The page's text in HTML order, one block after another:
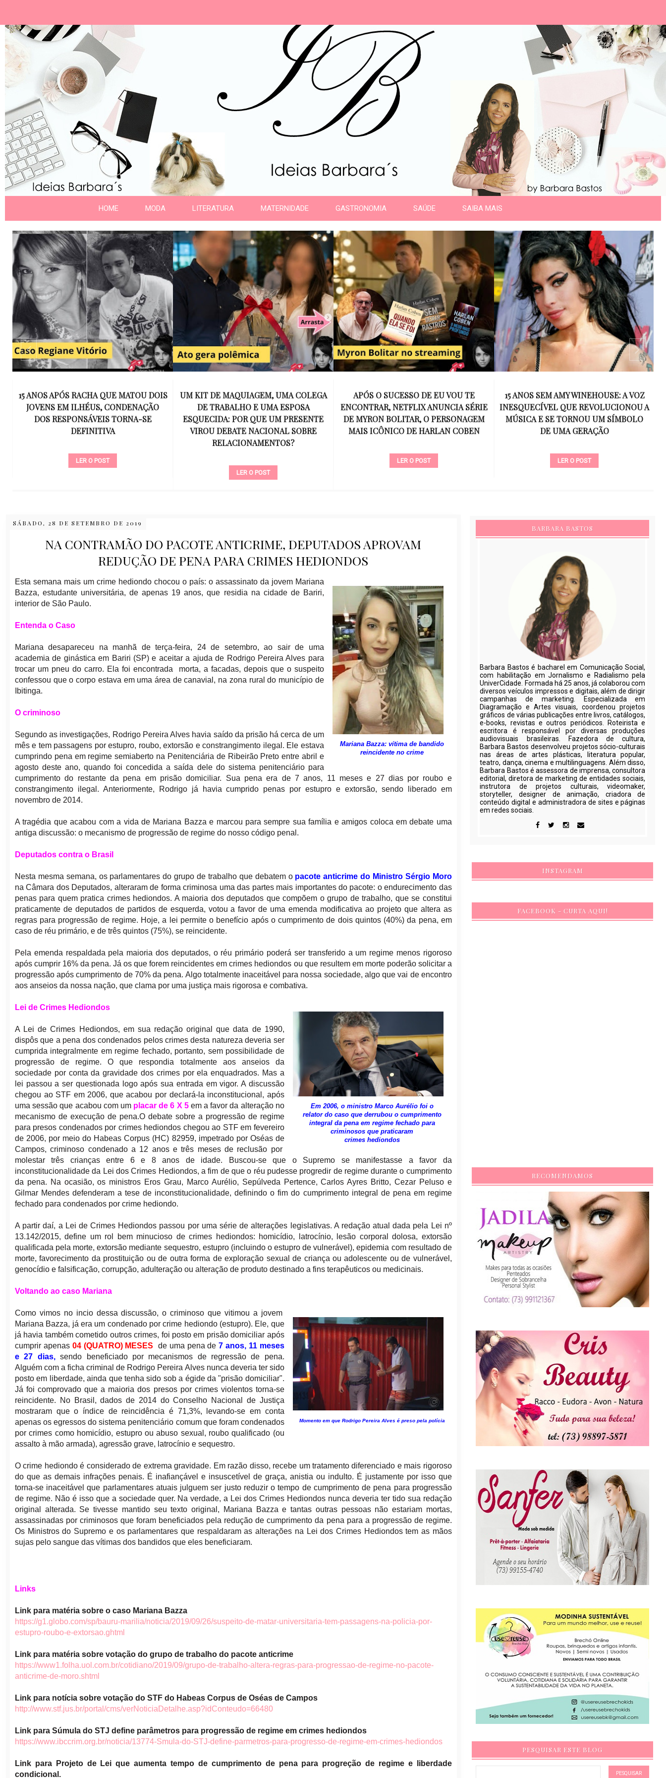
HOME MODA LITERATURA MATERNIDADE GASTRONOMIA SAÚDE SAIBA MAIS
15 ANOS APÓS RACHA QUE MATOU DOIS
JOVENS EM ILHÉUS, CONDENAÇÃO
DOS RESPONSÁVEIS TORNA-SE
DEFINITIVA
LER O POST
UM KIT DE MAQUIAGEM, UMA COLEGA
DE TRABALHO E UMA ESPOSA
ESQUECIDA: POR QUE UM PRESENTE
VIROU DEBATE NACIONAL SOBRE
RELACIONAMENTOS?
LER O POST
APÓS O SUCESSO DE EU VOU TE
ENCONTRAR, NETFLIX ANUNCIA SÉRIE
DE MYRON BOLITAR, O PERSONAGEM
MAIS ICÔNICO DE HARLAN COBEN
LER O POST
15 ANOS SEM AMY WINEHOUSE: A VOZ
INESQUECÍVEL QUE REVOLUCIONOU A
MÚSICA E SE TORNOU UM SÍMBOLO
DE UMA GERAÇÃO
LER O POST
SÁBADO, 28 DE SETEMBRO DE 2019
NA CONTRAMÃO DO PACOTE ANTICRIME, DEPUTADOS APROVAM
REDUÇÃO DE PENA PARA CRIMES HEDIONDOS
Mariana Bazza: vítima de bandido
reincidente no crime
Esta semana mais um crime hediondo chocou o país: o assassinato da jovem Mariana
Bazza, estudante universitária, de apenas 19 anos, que residia na cidade de Bariri,
interior de São Paulo.
Entenda o Caso
Mariana desapareceu na manhã de terça-feira, 24 de setembro, ao sair de uma
academia de ginástica em Bariri (SP) e aceitar a ajuda de Rodrigo Pereira Alves para
trocar um pneu do carro. Ela foi encontrada morta, a facadas, depois que o suspeito
confessou que o corpo estava em uma área de canavial, na zona rural do município de
Ibitinga.
O criminoso
Segundo as investigações, Rodrigo Pereira Alves havia saído da prisão há cerca de um
mês e tem passagens por estupro, roubo, extorsão e constrangimento ilegal. Ele estava
cumprindo pena em regime semiaberto na Penitenciária de Ribeirão Preto entre abril e
agosto deste ano, quando foi concedida a saída dele do sistema penitenciário para
cumprimento do restante da pena em prisão domiciliar. Sua pena era de 7 anos, 11 meses e 27 dias por roubo e
constrangimento ilegal. Anteriormente, Rodrigo já havia cumprido penas por estupro e extorsão, sendo liberado em
novembro de 2014.
A tragédia que acabou com a vida de Mariana Bazza e marcou para sempre sua família e amigos coloca em debate uma
antiga discussão: o mecanismo de progressão de regime do nosso código penal.
Deputados contra o Brasil
Nesta mesma semana, os parlamentares do grupo de trabalho que debatem o pacote anticrime do Ministro Sérgio Moro
na Câmara dos Deputados, alteraram de forma criminosa uma das partes mais importantes do pacote: o endurecimento das
penas para quem pratica crimes hediondos. A maioria dos deputados que compõem o grupo de trabalho, que se constitui
praticamente de deputados de partidos de esquerda, votou a favor de uma emenda modificativa ao projeto que altera as
regras para progressão de regime. Hoje, a lei permite o benefício após o cumprimento de dois quintos (40%) da pena, em
caso de réu primário, e de três quintos (75%), se reincidente.
Pela emenda respaldada pela maioria dos deputados, o réu primário poderá ser transferido a um regime menos rigoroso
após cumprir 16% da pena. Já os que forem reincidentes em crimes hediondos ou que resultem em morte poderão solicitar a
progressão após cumprimento de 70% da pena. Algo totalmente inaceitável para nossa sociedade, algo que vai de encontro
aos anseios da nossa nação, que clama por uma justiça mais rigorosa e combativa.
Lei de Crimes Hediondos
Em 2006, o ministro Marco Aurélio foi o
relator do caso que derrubou o cumprimento
integral da pena em regime fechado para
criminosos que praticaram
crimes hediondos
A Lei de Crimes Hediondos, em sua redação original que data de 1990,
dispôs que a pena dos condenados pelos crimes desta natureza deveria ser
cumprida integralmente em regime fechado, portanto, sem possibilidade de
progressão de regime. O que respondia totalmente aos anseios da
sociedade por conta da gravidade dos crimes por ela enquadrados. Mas a
lei passou a ser questionada logo após sua entrada em vigor. A discussão
chegou ao STF em 2006, que acabou por declará-la inconstitucional, após
uma sessão que acabou com um placar de 6 X 5em a favor da alteração no
mecanismo de execução de pena.O debate sobre a progressão de regime
para presos condenados por crimes hediondos chegou ao STF em fevereiro
de 2006, por meio do Habeas Corpus (HC) 82959, impetrado por Oséas de
Campos, criminoso condenado a 12 anos e três meses de reclusão por
molestar três crianças entre 6 e 8 anos de idade. Buscou-se que o Supremo se manifestasse a favor da
inconstitucionalidade da Lei dos Crimes Hediondos, a fim de que o réu pudesse progredir de regime durante o cumprimento
da pena. Na ocasião, os ministros Eros Grau, Marco Aurélio, Sepúlveda Pertence, Carlos Ayres Britto, Cezar Peluso e
Gilmar Mendes defenderam a tese de inconstitucionalidade, definindo o fim do cumprimento integral de pena em regime
fechado para condenados por crime hediondo.
A partir daí, a Lei de Crimes Hediondos passou por uma série de alterações legislativas. A redação atual dada pela Lei nº
13.142/2015, define um rol bem minucioso de crimes hediondos: homicídio, latrocínio, lesão corporal dolosa, extorsão
qualificada pela morte, extorsão mediante sequestro, estupro (incluindo o estupro de vulnerável), epidemia com resultado de
morte, favorecimento da prostituição ou de outra forma de exploração sexual de criança ou adolescente ou de vulnerável,
genocídio e falsificação, corrupção, adulteração ou alteração de produto destinado a fins terapêuticos ou medicinais.
Voltando ao caso Mariana
Momento em que Rodrigo Pereira Alves é preso pela polícia
Como vimos no incio dessa discussão, o criminoso que vitimou a jovem
Mariana Bazza, já era um condenado por crime hediondo (estupro). Ele, que
já havia também cometido outros crimes, foi posto em prisão domiciliar após
cumprir apenas 04 (QUATRO) MESES de uma pena de7 anos, 11 meses
e 27 dias,sendo beneficiado por mecanismos de regressão de pena.
Alguém com a ficha criminal de Rodrigo Pereira Alves nunca deveria ter sido
posto em liberdade, ainda que tenha sido sob a égide da "prisão domiciliar".
Já foi comprovado que a maioria dos presos por crimes violentos torna-se
reincidente.
No Brasil, dados de 2014 do Conselho Nacional de Justiça
mostraram que o índice de reincidência é 71,3%, levando-se em conta
apenas os egressos do sistema penitenciário comum que foram condenados
porcrimes como homicídio, estupro ou abuso sexual, roubo qualificado (ou
assalto à mão armada), agressão grave, latrocínio e sequestro.
O crime hediondo é considerado de extrema gravidade. Em razão disso, recebe um tratamento diferenciado e mais rigoroso
do que as demais infrações penais. É inafiançável e insuscetível de graça, anistia ou indulto. É justamente por isso que
torna-se inaceitável que parlamentares atuais julguem ser justo reduzir o tempo de cumprimento de pena para progressão
de regime. Não é isso que a sociedade quer. Na verdade, a Lei dos Crimes Hediondos nunca deveria ter tido sua redação
original alterada. Se tivesse mantido seu texto original, Mariana Bazza e tantas outras pessoas não estariam mortas,
assassinadas por criminosos que foram beneficiados pela redução de cumprimento da pena para a progressão de regime.
Os Ministros do Supremo e os parlamentares que respaldaram as alterações na Lei dos Crimes Hediondos tem as mãos
sujas pelo sangue das vítimas dos bandidos que eles beneficiaram.
Links
Link para matéria sobre o caso Mariana Bazza
https://g1.globo.com/sp/bauru-marilia/noticia/2019/09/26/suspeito-de-matar-universitaria-tem-passagens-na-policia-por-
estupro-roubo-e-extorsao.ghtml
Link para matéria sobre votação do grupo de trabalho do pacote anticrime
https://www1.folha.uol.com.br/cotidiano/2019/09/grupo-de-trabalho-altera-regras-para-progressao-de-regime-no-pacote-
anticrime-de-moro.shtml
Link para notícia sobre votação do STF do Habeas Corpus de Oséas de Campos
http://www.stf.jus.br/portal/cms/verNoticiaDetalhe.asp?idConteudo=66480
Link para Súmula do STJ define parâmetros para progressão de regime em crimes hediondos
https://www.ibccrim.org.br/noticia/13774-Smula-do-STJ-define-parmetros-para-progresso-de-regime-em-crimes-hediondos
Link para Projeto de Lei que aumenta tempo de cumprimento de pena para progreção de regime e liberdade
condicional.
BARBARA BASTOS
Barbara Bastos é bacharel em Comunicação Social,
com habilitação em Jornalismo e Radialismo pela
UniverCidade. Formada há 25 anos, já colaborou com
diversos veículos impressos e digitais, além de dirigir
campanhas de marketing. Especializada em
Diagramação e Artes visuais, coordenou projetos
gráficos de várias publicações entre livros, catálogos,
e-books, revistas e outros periódicos. Roteirista e
escritora é responsável por diversas produções
audiovisuais brasileiras. Fazedora de cultura,
Barbara Bastos desenvolveu projetos sócio-culturais
nas áreas de artes plásticas, literatura popular,
teatro, dança, cinema e multilinguagens. Além disso,
Barbara Bastos é assessora de imprensa, consultora
editorial, diretora de marketing de entidades sociais,
instrutora de projetos culturais, videomaker,
storyteller, designer de animação, criadora de
conteúdo digital e administradora de sites e páginas
em redes sociais.
INSTAGRAM
FACEBOOK - CURTA AQUI!
RECOMENDAMOS
PESQUISAR ESTE BLOG